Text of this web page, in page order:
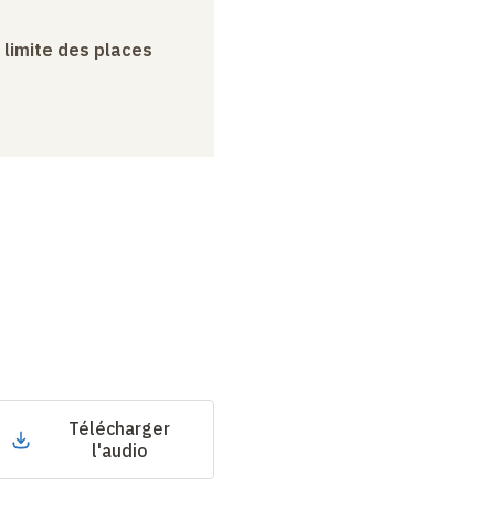
limite des places
Télécharger
l'audio